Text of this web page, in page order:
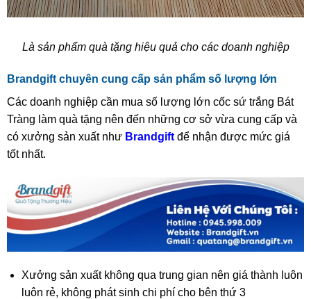
Là sản phẩm quà tặng hiệu quả cho các doanh nghiệp
Brandgift chuyên cung cấp sản phẩm số lượng lớn
Các doanh nghiệp cần mua số lượng lớn cốc sứ trắng Bát
Tràng làm quà tặng nên đến những cơ sở vừa cung cấp và
có xưởng sản xuất như Brandgiftđể nhận được mức giá
tốt nhất.
Xưởng sản xuất không qua trung gian nên giá thành luôn
luôn rẻ, không phát sinh chi phí cho bên thứ 3